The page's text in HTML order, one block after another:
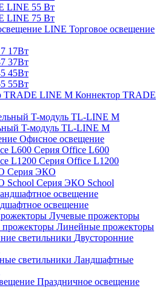
LINE 55 Вт
LINE 75 Вт
Торговое освещение
17Вт
37Вт
45Вт
55Вт
Коннектор TRADE
T-модуль TL-LINE M
Офисное освещение
Серия Office L600
Серия Office L1200
Серия ЭКО
Серия ЭКО School
освещение
Лучевые прожекторы
Линейные прожекторы
Двусторонние
Ландшафтные
Праздничное освещение